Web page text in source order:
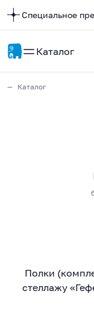
Специальное
Каталог
Каталог
Полки
стеллажу